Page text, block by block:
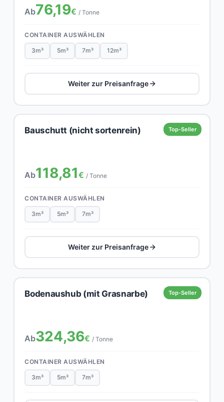
Ab76,19€ / Tonne
CONTAINER AUSWÄHLEN
3m³ 5m³ 7m³ 12m³
Weiter zur Preisanfrage
Top-Seller
Bauschutt (nicht sortenrein)
Ab118,81€ / Tonne
CONTAINER AUSWÄHLEN
3m³ 5m³ 7m³
Weiter zur Preisanfrage
Top-Seller
Bodenaushub (mit Grasnarbe)
Ab324,36€ / Tonne
CONTAINER AUSWÄHLEN
3m³ 5m³ 7m³